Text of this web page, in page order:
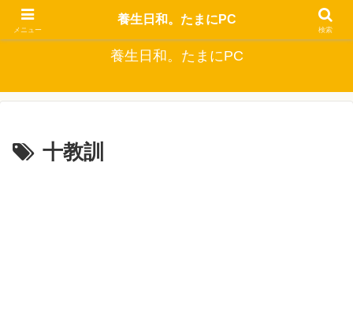
自分でできるなるべくお金をかけない健康生活
養生日和。たまにPC
十教訓
メニュー
養生日和。たまにPC
検索